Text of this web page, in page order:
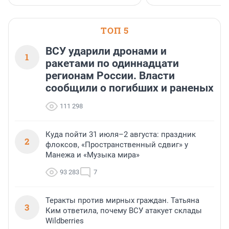
водопада.
ТОП 5
1
ВСУ ударили дронами и
ракетами по одиннадцати
регионам России. Власти
сообщили о погибших и раненых
111 298
2
Куда пойти 31 июля–2 августа: праздник
флоксов, «Пространственный сдвиг» у
Манежа и «Музыка мира»
93 283 7
3
Теракты против мирных граждан. Татьяна
Ким ответила, почему ВСУ атакует склады
Wildberries